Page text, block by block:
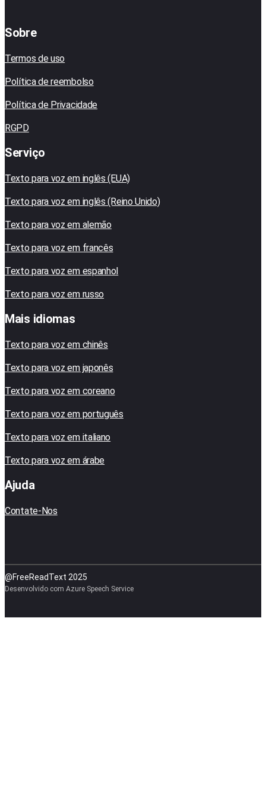
Sobre
Termos de uso
Política de reembolso
Política de Privacidade
RGPD
Serviço
Texto para voz em inglês (EUA)
Texto para voz em inglês (Reino Unido)
Texto para voz em alemão
Texto para voz em francês
Texto para voz em espanhol
Texto para voz em russo
Mais idiomas
Texto para voz em chinês
Texto para voz em japonês
Texto para voz em coreano
Texto para voz em português
Texto para voz em italiano
Texto para voz em árabe
Ajuda
Contate-Nos
@FreeReadText 2025
Desenvolvido com Azure Speech Service